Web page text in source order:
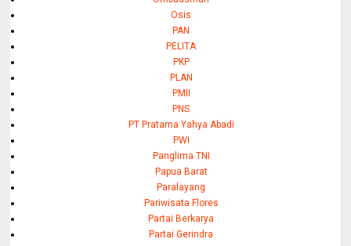
Osis
PAN
PELITA
PKP
PLAN
PMII
PNS
PT Pratama Yahya Abadi
PWI
Panglima TNI
Papua Barat
Paralayang
Pariwisata Flores
Partai Berkarya
Partai Gerindra